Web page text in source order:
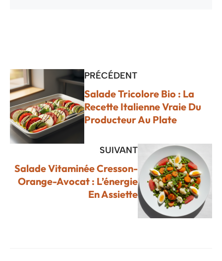
PRÉCÉDENT
Salade Tricolore Bio : La
Recette Italienne Vraie Du
Producteur Au Plate
SUIVANT
Salade Vitaminée Cresson-
Orange-Avocat : L’énergie
En Assiette